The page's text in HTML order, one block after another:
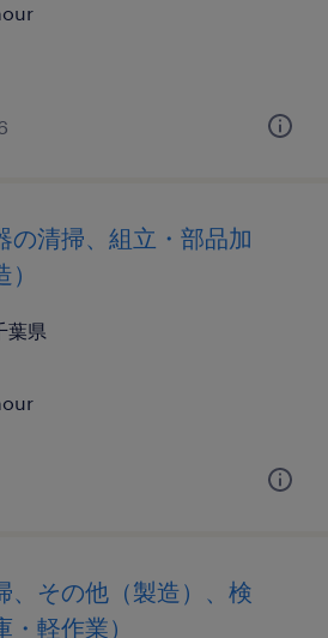
の清掃、組立・部品加
葉県
、その他（製造）、検
軽作業）